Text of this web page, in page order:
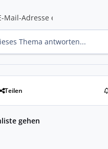
Thema antworten...
Teilen
gehen